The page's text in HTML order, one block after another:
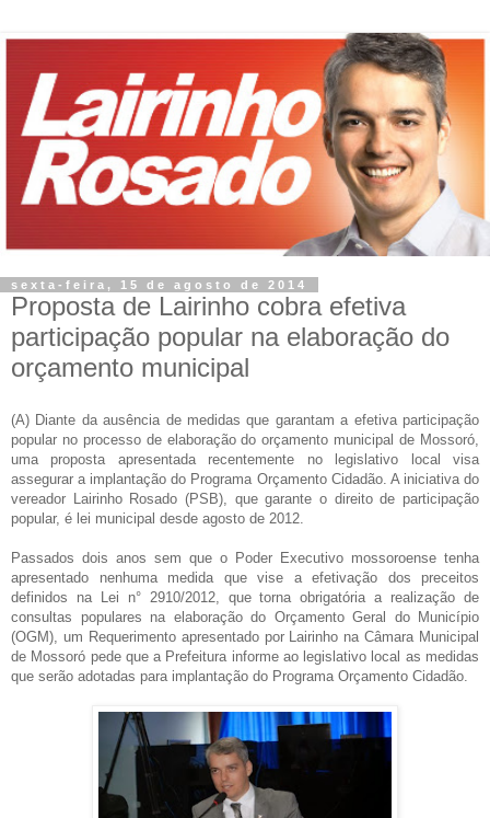
sexta-feira, 15 de agosto de 2014
Proposta de Lairinho cobra efetiva
participação popular na elaboração do
orçamento municipal
(A) Diante da ausência de medidas que garantam a efetiva participação
popular no processo de elaboração do orçamento municipal de Mossoró,
uma proposta apresentada recentemente no legislativo local visa
assegurar a implantação do Programa Orçamento Cidadão. A iniciativa do
vereador Lairinho Rosado (PSB), que garante o direito de participação
popular, é lei municipal desde agosto de 2012.
Passados dois anos sem que o Poder Executivo mossoroense tenha
apresentado nenhuma medida que vise a efetivação dos preceitos
definidos na Lei n° 2910/2012, que torna obrigatória a realização de
consultas populares na elaboração do Orçamento Geral do Município
(OGM), um Requerimento apresentado por Lairinho na Câmara Municipal
de Mossoró pede que a Prefeitura informe ao legislativo local as medidas
que serão adotadas para implantação do Programa Orçamento Cidadão.